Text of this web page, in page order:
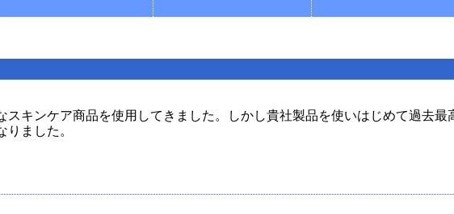
キンケア商品を使用してきました。しかし貴社製品を使いはじめて過去最
ました。